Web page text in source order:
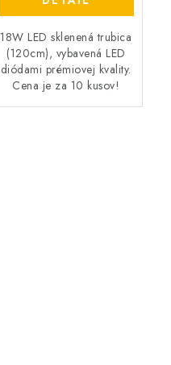
18W LED sklenená trubica
(120cm), vybavená LED
diódami prémiovej kvality.
Cena je za 10 kusov!